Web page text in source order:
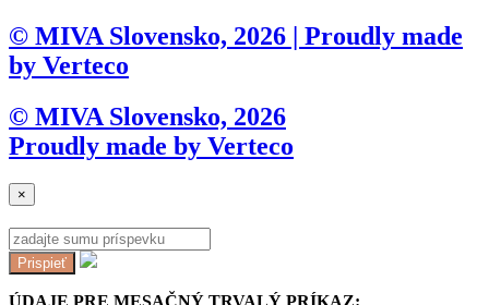
© MIVA Slovensko, 2026 | Proudly made
by Verteco
© MIVA Slovensko, 2026
Proudly made by Verteco
×
Prispieť
ÚDAJE PRE MESAČNÝ TRVALÝ PRÍKAZ: